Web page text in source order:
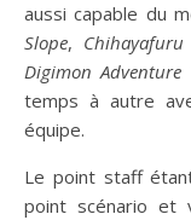
aussi capable du
Slope,
Digimon
temps à autre
équipe.
Le point staff
point scénario et